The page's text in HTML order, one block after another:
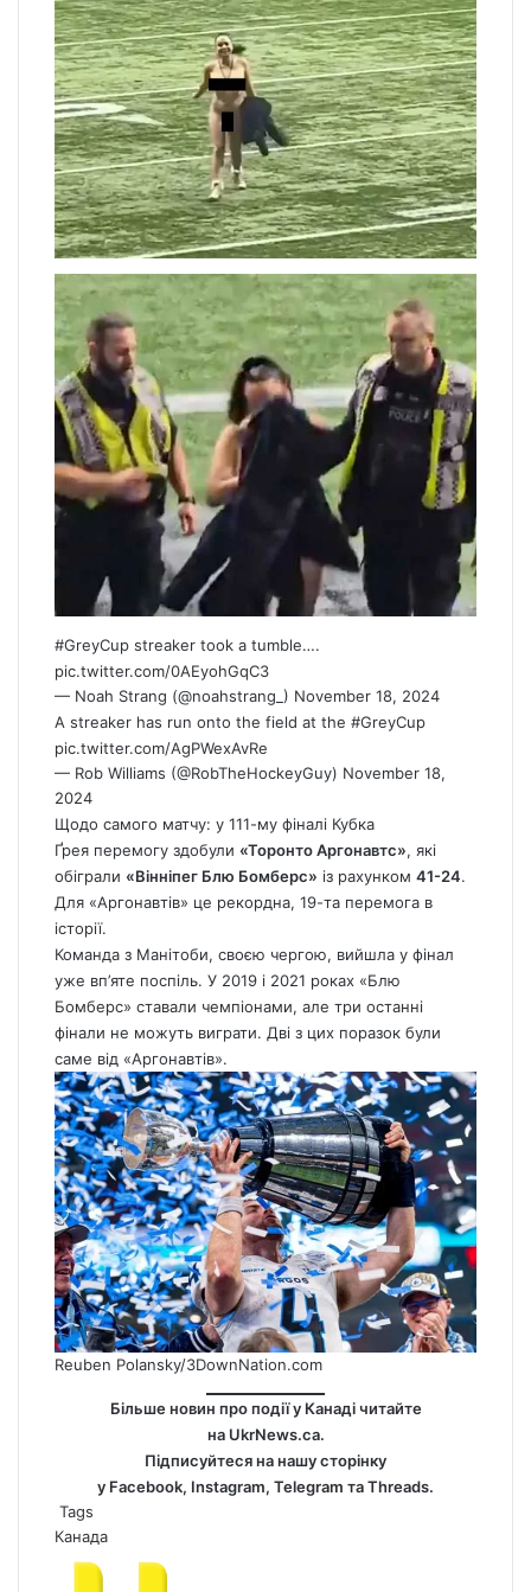
#GreyCup streaker took a tumble….
pic.twitter.com/0AEyohGqC3
— Noah Strang (@noahstrang_) November 18, 2024
A streaker has run onto the field at the #GreyCup
pic.twitter.com/AgPWexAvRe
— Rob Williams (@RobTheHockeyGuy) November 18,
2024
Щодо самого матчу: у 111-му фіналі Кубка
Ґрея перемогу здобули «Торонто Аргонавтс», які
обіграли «Вінніпег Блю Бомберс» із рахунком 41-24.
Для «Аргонавтів» це рекордна, 19-та перемога в
історії.
Команда з Манітоби, своєю чергою, вийшла у фінал
уже вп’яте поспіль. У 2019 і 2021 роках «Блю
Бомберс» ставали чемпіонами, але три останні
фінали не можуть виграти. Дві з цих поразок були
саме від «Аргонавтів».
Reuben Polansky/3DownNation.com
Більше новин про події у Канаді читайте
на UkrNews.ca.
Підписуйтеся на нашу сторінку
у Facebook, Instagram, Telegram таThreads.
Tags
Канада